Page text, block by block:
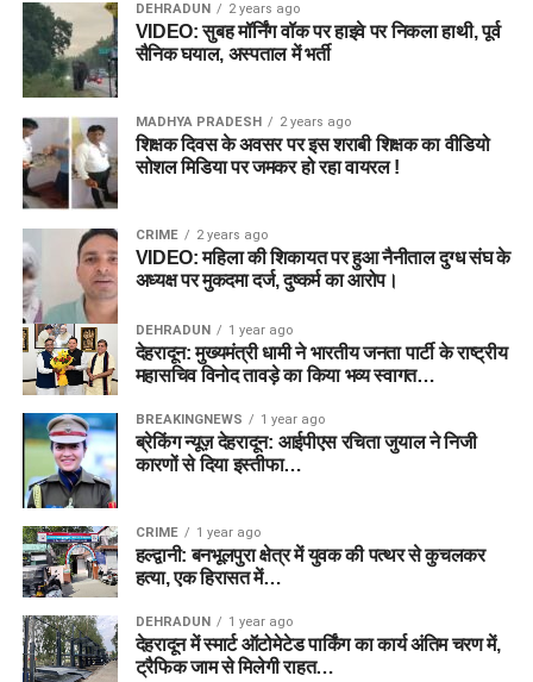
DEHRADUN 2 years ago
VIDEO: सुबह मॉर्निंग वॉक पर हाइवे पर निकला हाथी, पूर्व
सैनिक घयाल, अस्पताल में भर्ती
MADHYA PRADESH 2 years ago
शिक्षक दिवस के अवसर पर इस शराबी शिक्षक का वीडियो
सोशल मिडिया पर जमकर हो रहा वायरल !
CRIME 2 years ago
VIDEO: महिला की शिकायत पर हुआ नैनीताल दुग्ध संघ के
अध्यक्ष पर मुकदमा दर्ज, दुष्कर्म का आरोप।
DEHRADUN 1 year ago
देहरादून: मुख्यमंत्री धामी ने भारतीय जनता पार्टी के राष्ट्रीय
महासचिव विनोद तावड़े का किया भव्य स्वागत…
BREAKINGNEWS 1 year ago
ब्रेकिंग न्यूज़ देहरादून: आईपीएस रचिता जुयाल ने निजी
कारणों से दिया इस्तीफा…
CRIME 1 year ago
हल्द्वानी: बनभूलपुरा क्षेत्र में युवक की पत्थर से कुचलकर
हत्या, एक हिरासत में…
DEHRADUN 1 year ago
देहरादून में स्मार्ट ऑटोमेटेड पार्किंग का कार्य अंतिम चरण में,
ट्रैफिक जाम से मिलेगी राहत…